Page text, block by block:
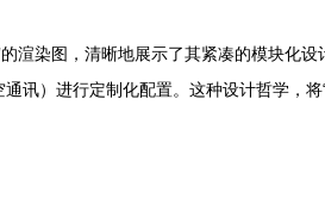
渲染图，清晰地展示了其紧凑的模块化设
讯）进行定制化配置。这种设计哲学，将